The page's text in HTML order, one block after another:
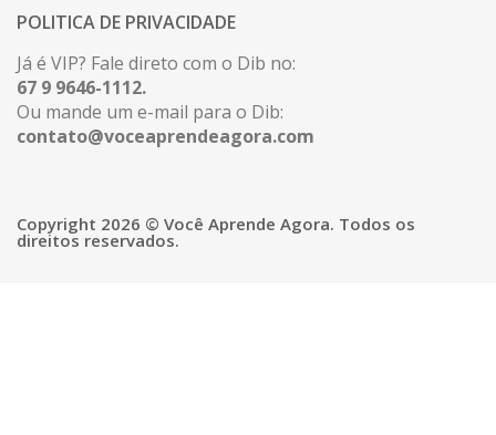
POLITICA DE PRIVACIDADE
Já é VIP? Fale direto com o Dib no:
67 9 9646-1112.
Ou mande um e-mail para o Dib:
contato@voceaprendeagora.com
Copyright 2026 © Você Aprende Agora. Todos os
direitos reservados.